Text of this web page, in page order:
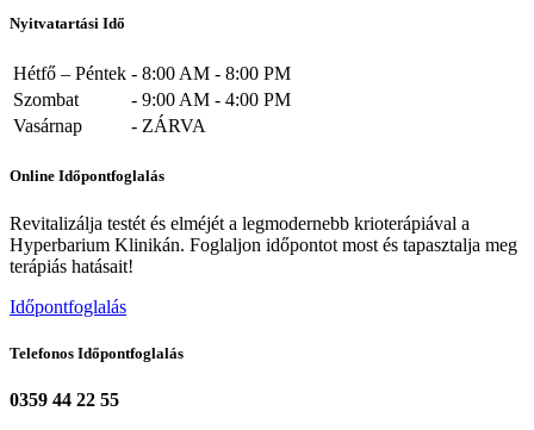
Nyitvatartási Idő
Hétfő – Péntek - 8:00 AM - 8:00 PM
Szombat
- 9:00 AM - 4:00 PM
Vasárnap
- ZÁRVA
Online Időpontfoglalás
Revitalizálja testét és elméjét a legmodernebb krioterápiával a
Hyperbarium Klinikán. Foglaljon időpontot most és tapasztalja meg
terápiás hatásait!
Időpontfoglalás
Telefonos Időpontfoglalás
0359 44 22 55